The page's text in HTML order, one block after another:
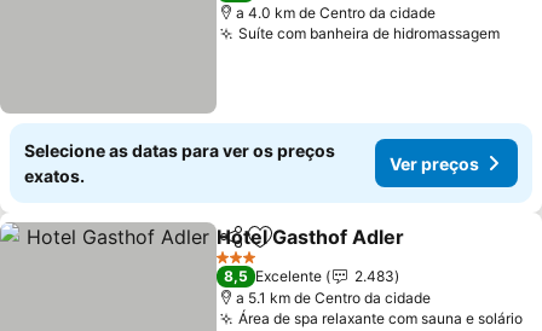
a 4.0 km de Centro da cidade
Suíte com banheira de hidromassagem
Selecione as datas para ver os preços
exatos.
Ver preços
PartilharAdicionar aos favoritos
Hotel Gasthof Adler
3 Estrelas
8,5 Excelente
2.483
a 5.1 km de Centro da cidade
Área de spa relaxante com sauna e solário